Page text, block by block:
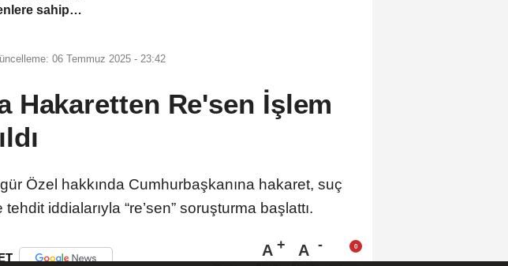
sahip
hangi06 Temmuz 2025 - 23:42
Hakaretten Re'sen İşlem
Özel hakkında Cumhurbaşkanına hakaret, suç
iddialarıyla “re’sen” soruşturma başlattı.
A A